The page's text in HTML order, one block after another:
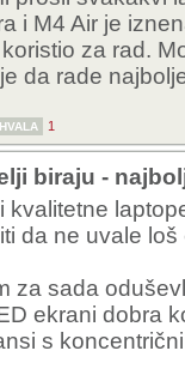
i M4 Air je
za rad.
da rade
HVALA 1
biraju -
kvalitetne
da ne uvale
za sada
ekrani dobra
s